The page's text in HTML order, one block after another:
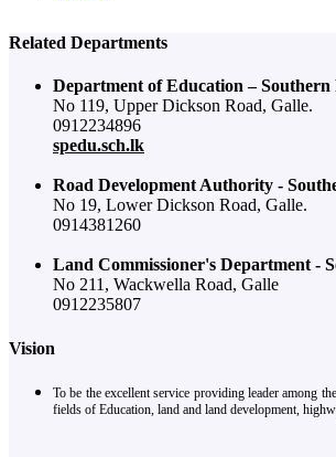
Related Departments
Department of Education – Southern
No 119, Upper Dickson Road, Galle.
0912234896
spedu.sch.lk
Road Development Authority -
No 19, Lower Dickson Road, Galle.
0914381260
Land Commissioner's Department -
No 211, Wackwella Road, Galle
0912235807
Vision
To be the excellent service providing leader among
fields of Education, land and land development,